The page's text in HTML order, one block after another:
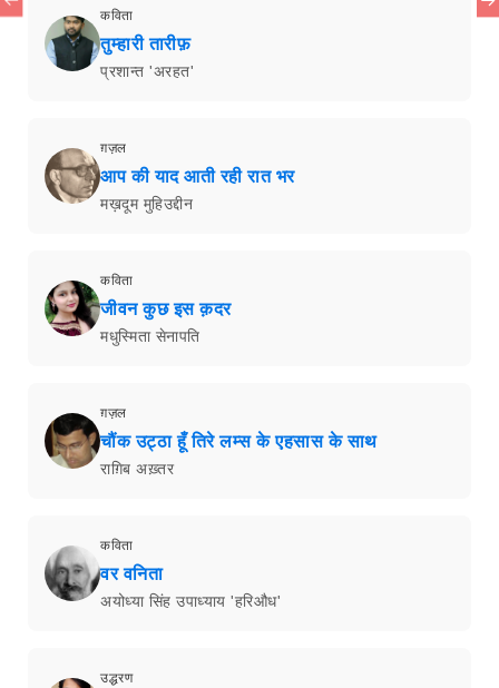
कविता
तुम्हारी तारीफ़
प्रशान्त 'अरहत'
ग़ज़ल
आप की याद आती रही रात भर
मख़दूम मुहिउद्दीन
कविता
जीवन कुछ इस क़दर
मधुस्मिता सेनापति
ग़ज़ल
चौंक उट्ठा हूँ तिरे लम्स के एहसास के साथ
राग़िब अख़्तर
कविता
वर वनिता
अयोध्या सिंह उपाध्याय 'हरिऔध'
उद्धरण